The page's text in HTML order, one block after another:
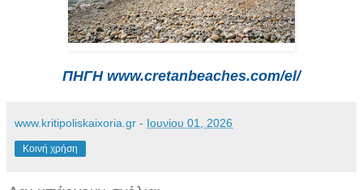
ΠΗΓΗ www.cretanbeaches.com/el/
www.kritipoliskaixoria.gr - Ιουνίου 01, 2026
Κοινή χρήση